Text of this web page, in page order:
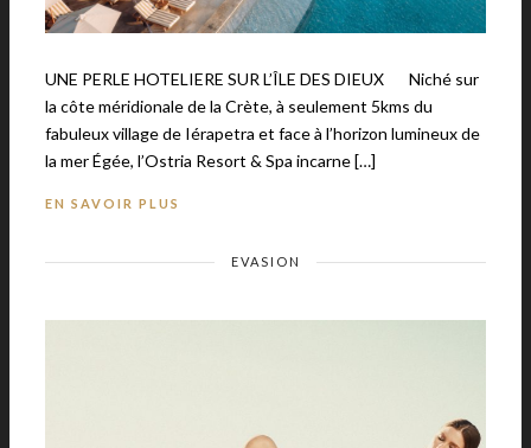
UNE PERLE HOTELIERE SUR L’ÎLE DES DIEUX Niché sur
la côte méridionale de la Crète, à seulement 5kms du
fabuleux village de Iérapetra et face à l’horizon lumineux de
la mer Égée, l’Ostria Resort & Spa incarne […]
EN SAVOIR PLUS
EVASION